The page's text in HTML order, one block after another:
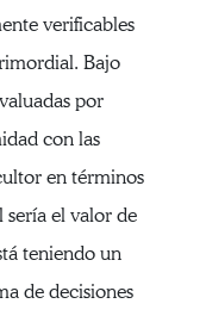
verificables
Bajo
por
con las
en términos
sería el valor de
teniendo un
de decisiones